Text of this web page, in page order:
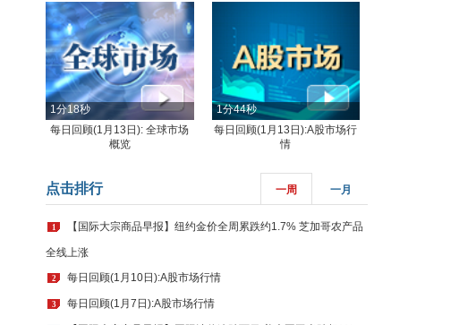
1分18秒
每日回顾(1月13日): 全球市场
概览
1分44秒
每日回顾(1月13日):A股市场行
情
点击排行 一周 一月
1 【国际大宗商品早报】纽约金价全周累跌约1.7% 芝加哥农产品
全线上涨
2 每日回顾(1月10日):A股市场行情
3 每日回顾(1月7日):A股市场行情